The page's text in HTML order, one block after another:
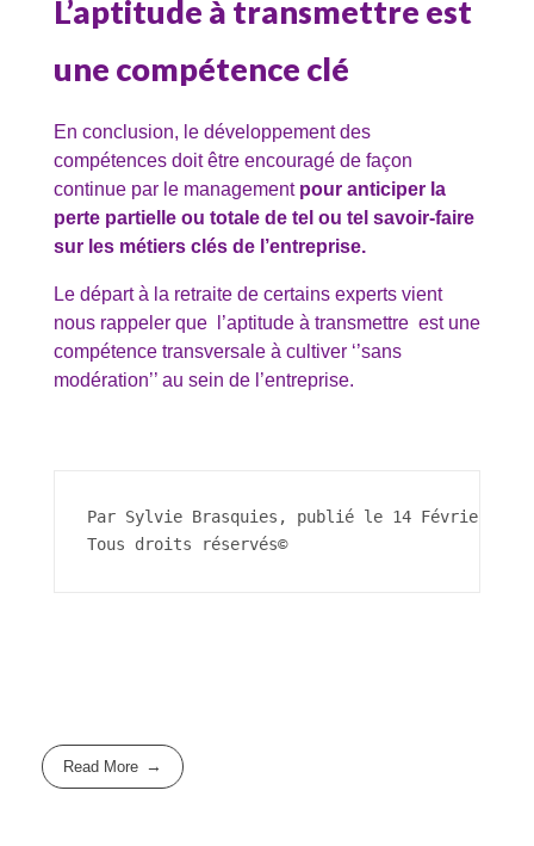
L’aptitude à transmettre est
une compétence clé
En conclusion, le développement des
compétences doit être encouragé de façon
continue par le management pour anticiper la
perte partielle ou totale de tel ou tel savoir-faire
sur les métiers clés de l’entreprise.
Le départ à la retraite de certains experts vient
nous rappeler que l’aptitude à transmettre est une
compétence transversale à cultiver ‘’sans
modération’’ au sein de l’entreprise.
Par Sylvie Brasquies, publié le 14 Février
Tous droits réservés©
Read More